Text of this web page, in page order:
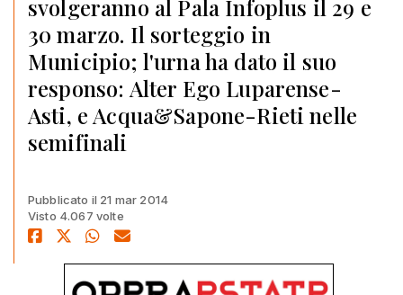
svolgeranno al Pala Infoplus il 29 e
30 marzo. Il sorteggio in
Municipio; l'urna ha dato il suo
responso: Alter Ego Luparense-
Asti, e Acqua&Sapone-Rieti nelle
semifinali
Pubblicato il 21 mar 2014
Visto 4.067 volte